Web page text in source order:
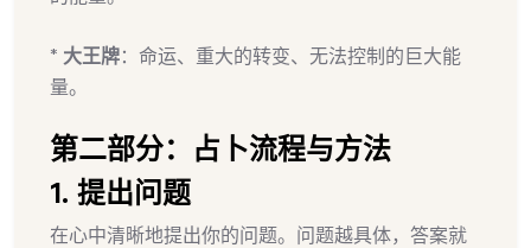
* 大王牌：命运、重大的转变、无法控制的巨大能
量。
第二部分：占卜流程与方法
1. 提出问题
在心中清晰地提出你的问题。问题越具体，答案就